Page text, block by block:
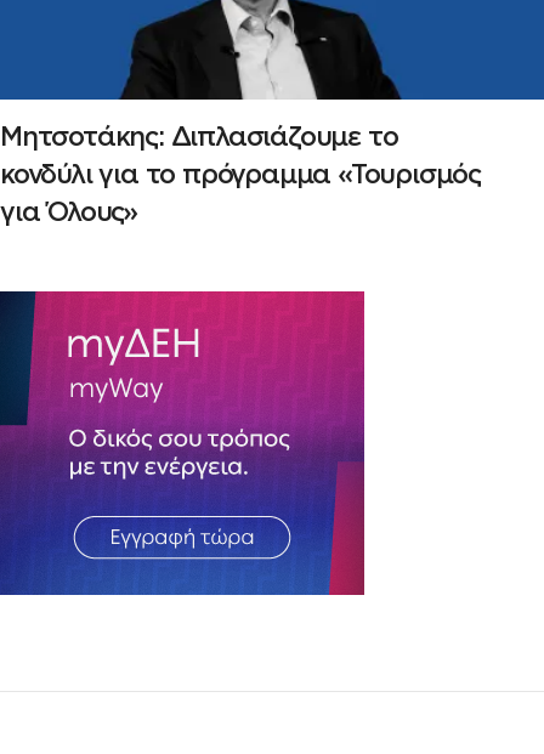
Μητσοτάκης: Διπλασιάζουμε το
κονδύλι για το πρόγραμμα «Τουρισμός
για Όλους»